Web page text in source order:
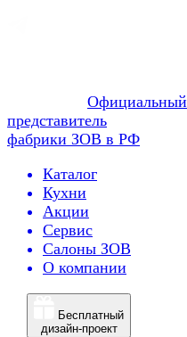
Официальный
представитель
фабрики ЗОВ в РФ
Каталог
Кухни
Акции
Сервис
Салоны ЗОВ
О компании
Бесплатный
дизайн-проект